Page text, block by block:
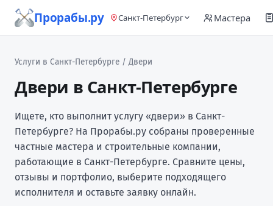
Прорабы.ру Санкт-Петербург Мастера
Услуги в Санкт-Петербурге / Двери
Двери в Санкт-Петербурге
Ищете, кто выполнит услугу «двери» в Санкт-
Петербурге? На Прорабы.ру собраны проверенные
частные мастера и строительные компании,
работающие в Санкт-Петербурге. Сравните цены,
отзывы и портфолио, выберите подходящего
исполнителя и оставьте заявку онлайн.